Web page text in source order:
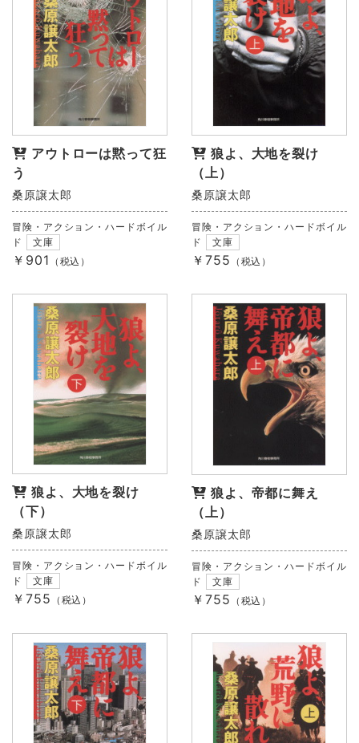
アウトローは黙って狂
う
桑原譲太郎
冒険・アクション・ハードボイル
ド
文庫
￥901 （税込）
狼よ、大地を裂け
（上）
桑原譲太郎
冒険・アクション・ハードボイル
ド
文庫
￥755 （税込）
狼よ、大地を裂け
（下）
桑原譲太郎
冒険・アクション・ハードボイル
ド
文庫
￥755 （税込）
狼よ、帝都に舞え
（上）
桑原譲太郎
冒険・アクション・ハードボイル
ド
文庫
￥755 （税込）